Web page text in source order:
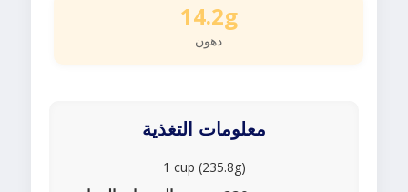
14.2g
دهون
معلومات التغذية
1 cup (235.8g)